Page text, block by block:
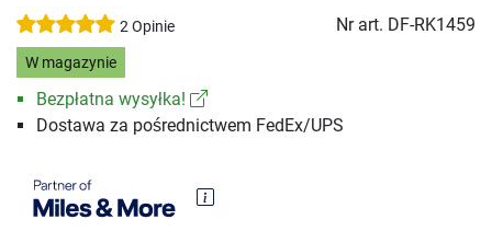
2 Opinie Nr art. DF-RK1459
W magazynie
Bezpłatna wysyłka!
Dostawa za pośrednictwem FedEx/UPS